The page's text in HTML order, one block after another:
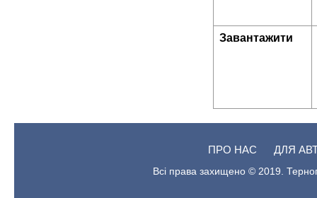
Завантажити
ПРО НАС ДЛЯ
Всі права захищено © 2019.